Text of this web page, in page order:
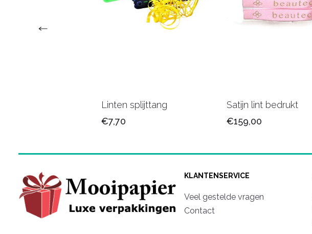
Linten splijttang
€7,70
Satijn lint bedrukt
€159,00
KLANTENSERVICE
Veel gestelde vragen
Contact